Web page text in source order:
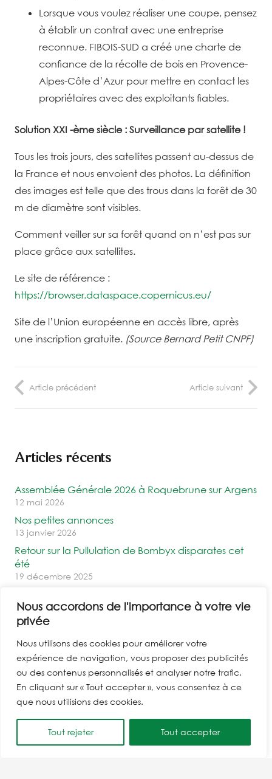
Nous accordons de l'importance à votre vie
privée
Nous utilisons des cookies pour améliorer votre
expérience de navigation, vous proposer des publicités
ou des contenus personnalisés et analyser notre trafic.
En cliquant sur « Tout accepter », vous consentez à ce
que nous utilisions des cookies.
Tout rejeter Tout accepter
Lorsque vous voulez réaliser une coupe, pensez
à établir un contrat avec une entreprise
reconnue. FIBOIS-SUD a créé une charte de
confiance de la récolte de bois en Provence-
Alpes-Côte d’Azur pour mettre en contact les
propriétaires avec des exploitants fiables.
Solution XXI -èmesiècle : Surveillance par satellite !
Tous les trois jours, des satellites passent au-dessus de
la France et nous envoient des photos. La définition
des images est telle que des trous dans la forêt de 30
m de diamètre sont visibles.
Comment veiller sur sa forêt quand on n’est pas sur
place grâce aux satellites.
Le site de référence :
https://browser.dataspace.copernicus.eu/
Site de l’Union européenne en accès libre, après
une inscription gratuite. (Source Bernard Petit CNPF)
Article précédent Article suivant
Articles récents
Assemblée Générale 2026 à Roquebrune sur Argens
12 mai 2026
Nos petites annonces
13 janvier 2026
Retour sur la Pullulation de Bombyx disparates cet
été
19 décembre 2025
de forêts
26 octobre 2025
La saison des champignons débute …
Catégories
Actualités Var – PACA